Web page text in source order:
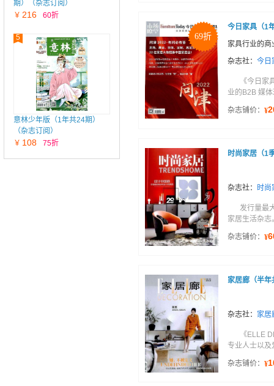
期）（杂志订阅）
￥ 216 60折
5
意林少年版（1年共24期）
（杂志订阅）
￥ 108 75折
69折
今日家具（1
家具行业的商
杂志社： 今日
《今日
业的B2B 媒
杂志铺价： ¥
时尚家居（1
杂志社： 时尚
发行量最
家居生活杂
杂志铺价： ¥
家居廊（半年
杂志社： 家居
《ELLE
专业人士以
杂志铺价： ¥